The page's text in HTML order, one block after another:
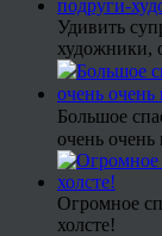
Удивить
художники,
Большое
очень
Огромное
холсте!